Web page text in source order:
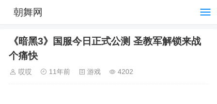
朝舞网
《暗黑3》国服今日正式公测 圣教军解锁来战
个痛快
哎哎 11年前 游戏 4202